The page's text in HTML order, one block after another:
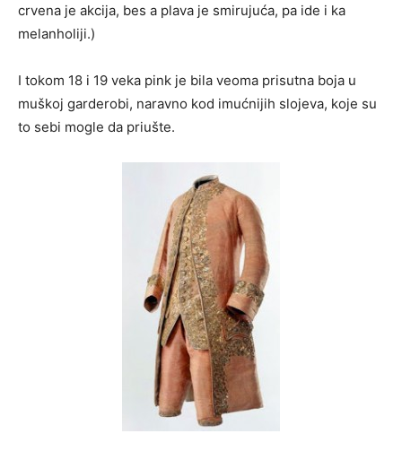
crvena je akcija, bes a plava je smirujuća, pa ide i ka
melanholiji.)
I tokom 18 i 19 veka pink je bila veoma prisutna boja u
muškoj garderobi, naravno kod imućnijih slojeva, koje su
to sebi mogle da priušte.